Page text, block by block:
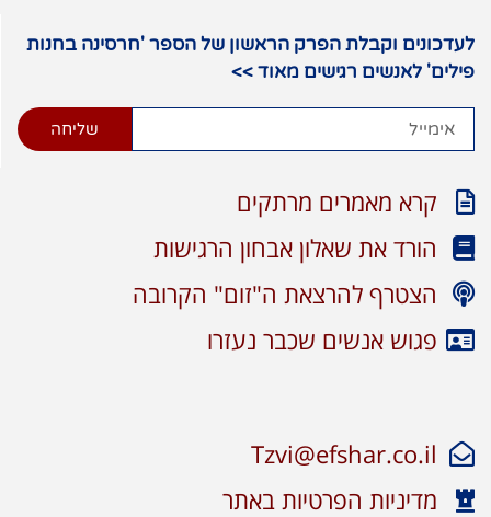
לעדכונים וקבלת הפרק הראשון של הספר 'חרסינה בחנות
פילים' לאנשים רגישים מאוד >>
שליחה
קרא מאמרים מרתקים
הורד את שאלון אבחון הרגישות
הצטרף להרצאת ה"זום" הקרובה
פגוש אנשים שכבר נעזרו
Tzvi@efshar.co.il
מדיניות הפרטיות באתר